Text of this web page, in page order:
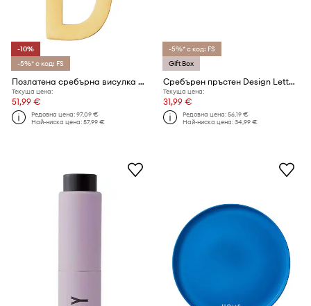
-10%
-5%* с код: FS
Позлатена сребърна висулка Design Letters
Текуща цена:
51,99 €
Редовна цена:97,09 €
Най-ниска цена:57,99 €
-5%* с код: FS
Gift Box
Сребърен пръстен Design Letters
Текуща цена:
31,99 €
Редовна цена:56,19 €
Най-ниска цена:34,99 €